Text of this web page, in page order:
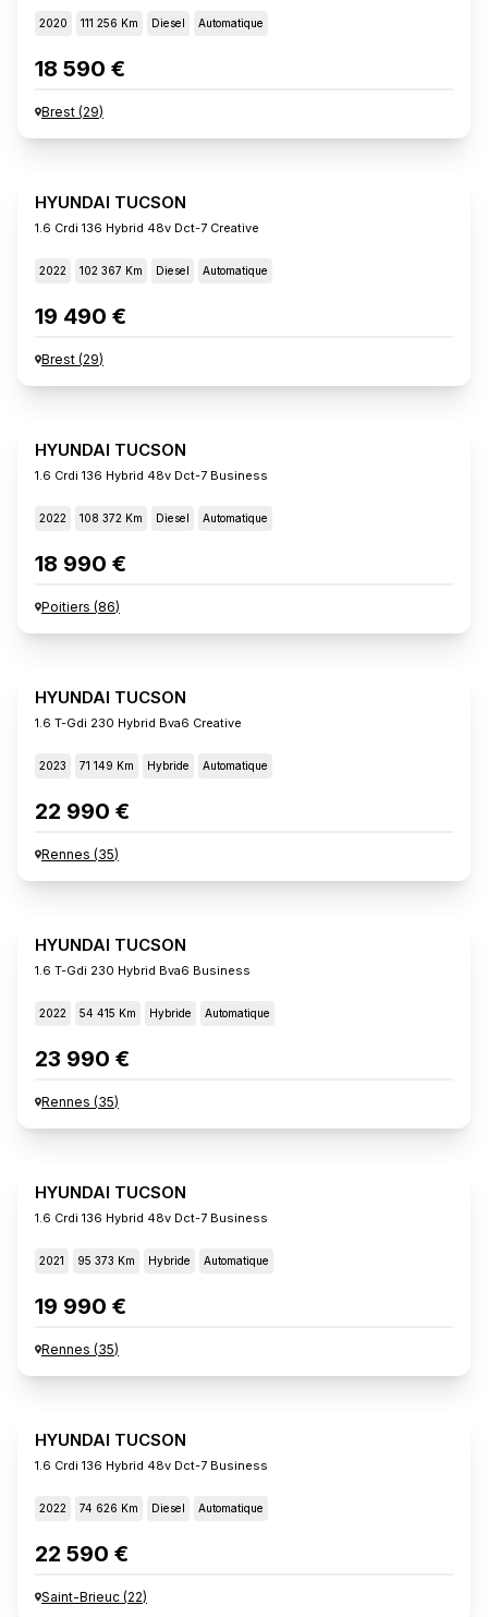
2020 111 256 Km Diesel Automatique
18 590 €
Brest (29)
HYUNDAI TUCSON
1.6 Crdi 136 Hybrid 48v Dct-7 Creative
2022 102 367 Km Diesel Automatique
19 490 €
Brest (29)
HYUNDAI TUCSON
1.6 Crdi 136 Hybrid 48v Dct-7 Business
2022 108 372 Km Diesel Automatique
18 990 €
Poitiers (86)
HYUNDAI TUCSON
1.6 T-Gdi 230 Hybrid Bva6 Creative
2023 71 149 Km Hybride Automatique
22 990 €
Rennes (35)
HYUNDAI TUCSON
1.6 T-Gdi 230 Hybrid Bva6 Business
2022 54 415 Km Hybride Automatique
23 990 €
Rennes (35)
HYUNDAI TUCSON
1.6 Crdi 136 Hybrid 48v Dct-7 Business
2021 95 373 Km Hybride Automatique
19 990 €
Rennes (35)
HYUNDAI TUCSON
1.6 Crdi 136 Hybrid 48v Dct-7 Business
2022 74 626 Km Diesel Automatique
22 590 €
Saint-Brieuc (22)